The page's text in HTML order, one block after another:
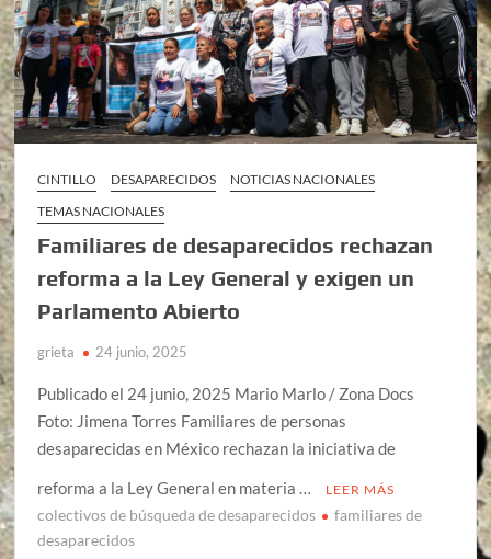
CINTILLO DESAPARECIDOS
NOTICIAS NACIONALES
TEMAS NACIONALES
Familiares de desaparecidos rechazan
reforma a la Ley General y exigen un
Parlamento Abierto
grieta 24 junio, 2025
Publicado el 24 junio, 2025 Mario Marlo / Zona Docs
Foto: Jimena Torres Familiares de personas
desaparecidas en México rechazan la iniciativa de
reforma a la Ley General en materia …
LEER MÁS
colectivos de búsqueda de desaparecidos
familiares de
desaparecidos